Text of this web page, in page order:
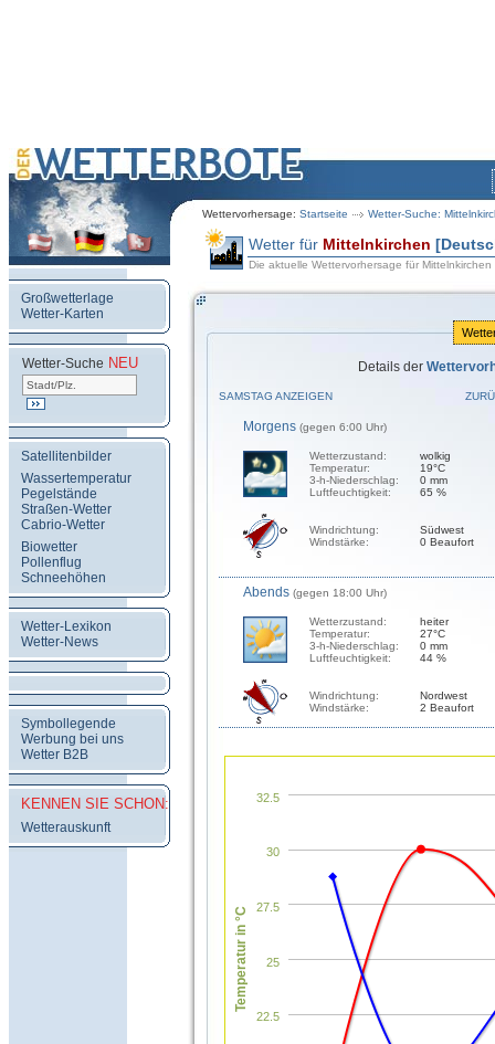
Wettervorhersage: Startseite Wetter-Suche:
Großwetterlage
Wetter-Karten
Wetter-Suche NEU
Satellitenbilder
Wassertemperatur
Pegelstände
Straßen-Wetter
Cabrio-Wetter
Biowetter
Pollenflug
Schneehöhen
Wetter-Lexikon
Wetter-News
Symbollegende
Werbung bei uns
Wetter B2B
KENNEN SIE SCHON:
Wetterauskunft
Wetter für Mittelnkirchen
Die aktuelle Wettervorhersage für Mittelnkirchen
Details der
SAMSTAG ANZEIGEN
Morgens (gegen 6:00 Uhr)
Wetterzustand:
Temperatur:
3-h-Niederschlag:
Luftfeuchtigkeit:
wolkig
19°C
0 mm
65 %
Windrichtung:
Windstärke:
Südwest
0 Beaufort
Abends (gegen 18:00 Uhr)
Wetterzustand:
Temperatur:
3-h-Niederschlag:
Luftfeuchtigkeit:
heiter
27°C
0 mm
44 %
Windrichtung:
Windstärke:
Nordwest
2 Beaufort
Temperatur in °C
22.5
25
27.5
30
32.5